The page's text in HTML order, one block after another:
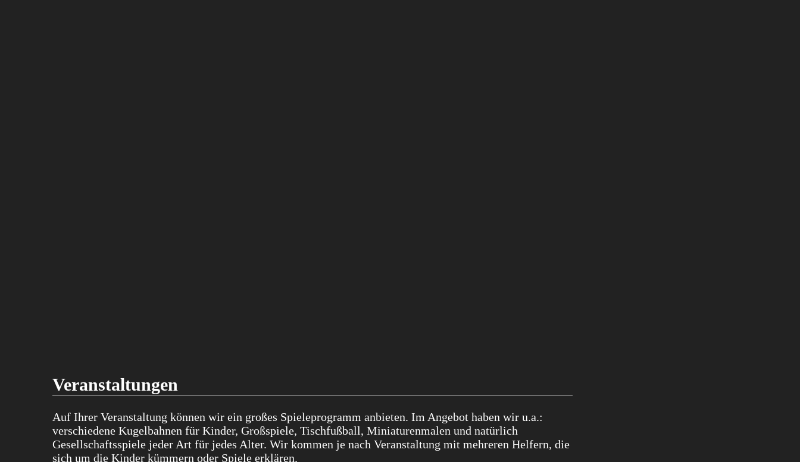
Veranstaltungen
Auf Ihrer Veranstaltung können wir ein großes Spieleprogramm anbieten. Im Angebot haben wir u.a.:
verschiedene Kugelbahnen für Kinder, Großspiele, Tischfußball, Miniaturenmalen und natürlich
Gesellschaftsspiele jeder Art für jedes Alter. Wir kommen je nach Veranstaltung mit mehreren Helfern, die
sich um die Kinder kümmern oder Spiele erklären.